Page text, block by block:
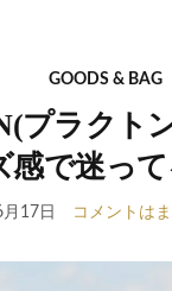
GOODS & BAG
プラクト
感で迷っ
17日 コメントは